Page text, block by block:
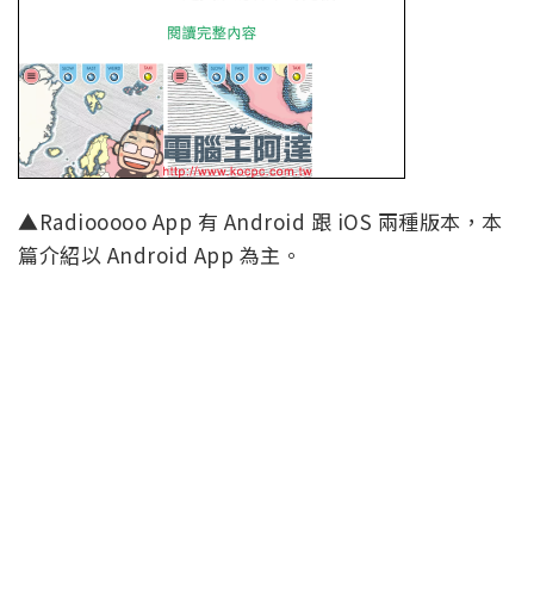
▲Radiooooo App 有 Android 跟 iOS 兩種版本，本
篇介紹以 Android App 為主。